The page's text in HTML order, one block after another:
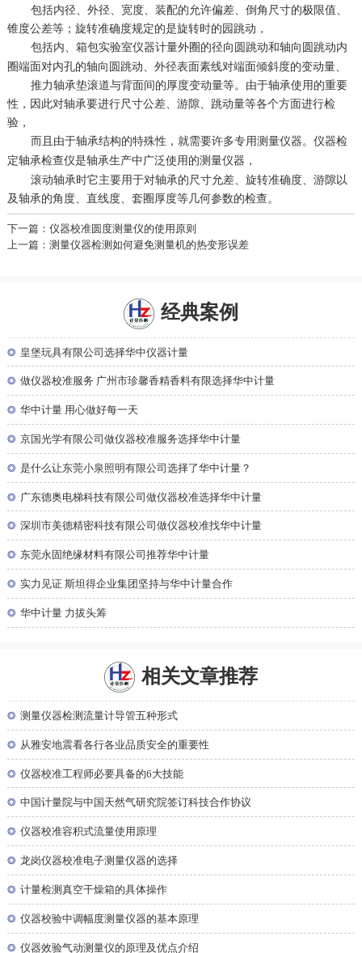
包括内径、外径、宽度、装配的允许偏差、倒角尺寸的极限值、
锥度公差等；旋转准确度规定的是旋转时的园跳动，
包括内、
箱包实验室仪器计量外圈的径向圆跳动和轴向圆跳动内
圈端面对内孔的轴向圆跳动、外径表面素线对端面倾斜度的变动量、
推力轴承垫滚道与背面间的厚度变动量等。由于轴承使用的重要
性，因此对轴承要进行尺寸公差、游隙、跳动量等各个方面进行检
验，
而且由于轴承结构的特殊性，就需要许多专用测量仪器。 仪器检
定轴承检查仪是轴承生产中广泛使用的测量仪器，
滚动轴承时它主要用于对轴承的尺寸允差、旋转准确度、游隙以
及轴承的角度、直线度、套圈厚度等几何参数的检查。
下一篇：仪器校准圆度测量仪的使用原则
上一篇：测量仪器检测如何避免测量机的热变形误差
经典案例
◎ 皇堡玩具有限公司选择华中仪器计量
◎ 做仪器校准服务 广州市珍馨香精香料有限选择华中计量
◎ 华中计量 用心做好每一天
◎ 京国光学有限公司做仪器校准服务选择华中计量
◎ 是什么让东莞小泉照明有限公司选择了华中计量？
◎ 广东德奥电梯科技有限公司做仪器校准选择华中计量
◎ 深圳市美德精密科技有限公司做仪器校准找华中计量
◎ 东莞永固绝缘材料有限公司推荐华中计量
◎ 实力见证 斯坦得企业集团坚持与华中计量合作
◎ 华中计量 力拔头筹
相关文章推荐
◎ 测量仪器检测流量计导管五种形式
◎ 从雅安地震看各行各业品质安全的重要性
◎ 仪器校准工程师必要具备的6大技能
◎ 中国计量院与中国天然气研究院签订科技合作协议
◎ 仪器校准容积式流量使用原理
◎ 龙岗仪器校准电子测量仪器的选择
◎ 计量检测真空干燥箱的具体操作
◎ 仪器校验中调幅度测量仪器的基本原理
◎ 仪器效验气动测量仪的原理及优点介绍